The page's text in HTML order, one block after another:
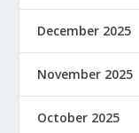
December 2025
November 2025
October 2025